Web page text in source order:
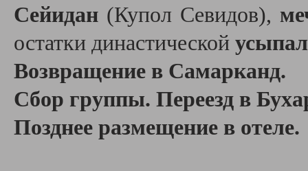
Сейидан (Купол Севидов),
остатки династической
Возвращение в Самарканд.
Сбор группы. Переезд в
Позднее размещение в отеле.